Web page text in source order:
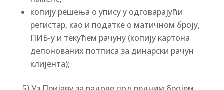
копију решења о упису у одговарајући
регистар, као и податке о матичном броју,
ПИБ-у и текућем рачуну (копију картона
депонованих потписа за динарски рачун
клијента);